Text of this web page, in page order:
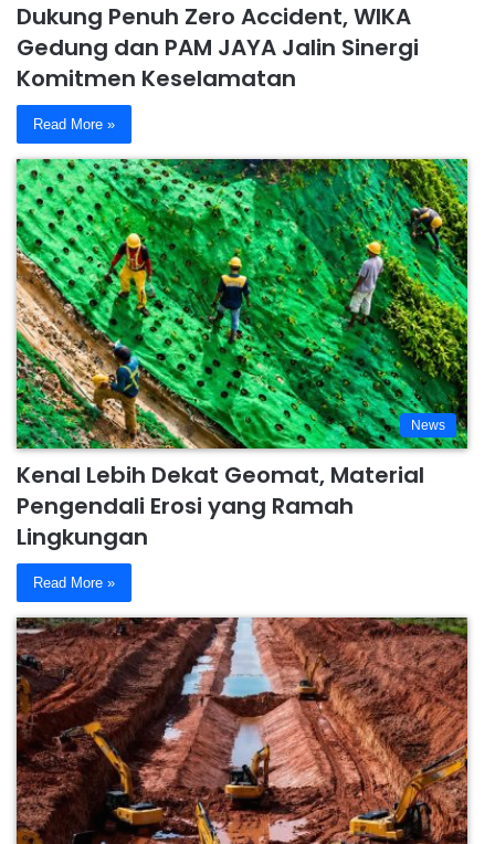
Dukung Penuh Zero Accident, WIKA
Gedung dan PAM JAYA Jalin Sinergi
Komitmen Keselamatan
Read More »
News
Kenal Lebih Dekat Geomat, Material
Pengendali Erosi yang Ramah
Lingkungan
Read More »